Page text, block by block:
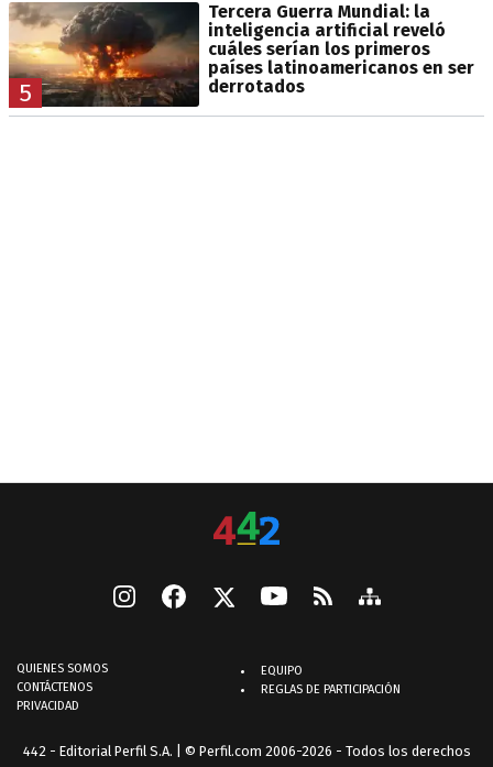
5
Tercera Guerra Mundial: la
inteligencia artificial reveló
cuáles serían los primeros
países latinoamericanos en ser
derrotados
QUIENES SOMOS
CONTÁCTENOS
PRIVACIDAD
EQUIPO
REGLAS DE PARTICIPACIÓN
442 - Editorial Perfil S.A. | © Perfil.com 2006-2026 - Todos los derechos